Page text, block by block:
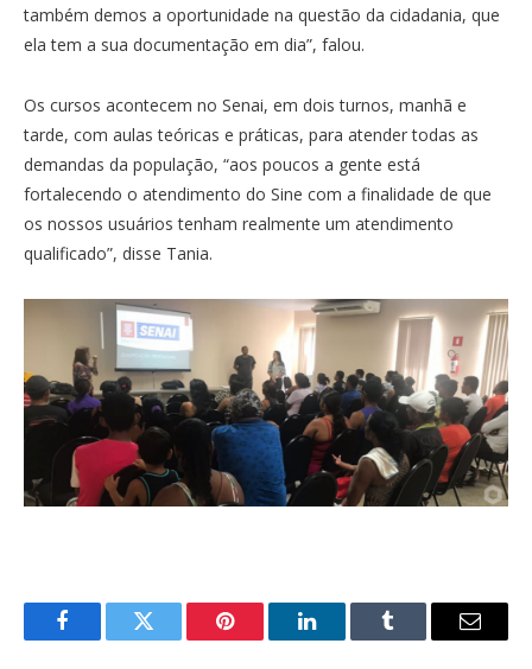
também demos a oportunidade na questão da cidadania, que
ela tem a sua documentação em dia”, falou.
Os cursos acontecem no Senai, em dois turnos, manhã e
tarde, com aulas teóricas e práticas, para atender todas as
demandas da população, “aos poucos a gente está
fortalecendo o atendimento do Sine com a finalidade de que
os nossos usuários tenham realmente um atendimento
qualificado”, disse Tania.
FacebookTwitter Pinterest LinkedInTumblr Email